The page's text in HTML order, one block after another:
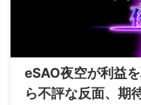
eSAO夜空が利益
ら不評な反面、期